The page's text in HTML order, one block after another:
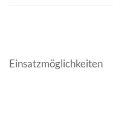
Einsatzmöglichkeiten